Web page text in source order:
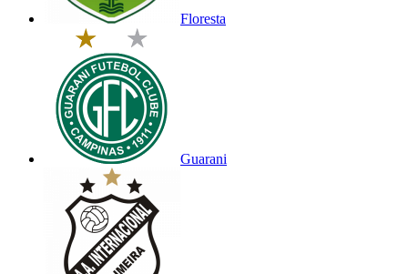
Floresta
Guarani